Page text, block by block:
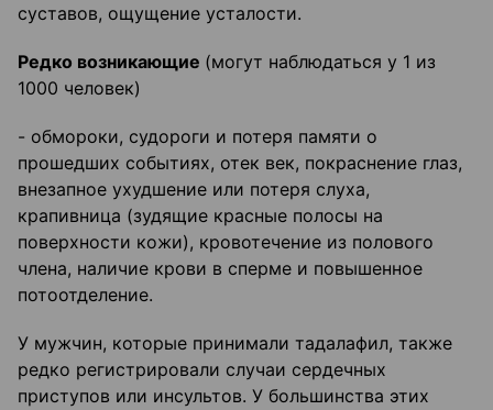
суставов, ощущение усталости.
Редко возникающие (могут наблюдаться у 1 из
1000 человек)
- обмороки, судороги и потеря памяти о
прошедших событиях, отек век, покраснение глаз,
внезапное ухудшение или потеря слуха,
крапивница (зудящие красные полосы на
поверхности кожи), кровотечение из полового
члена, наличие крови в сперме и повышенное
потоотделение.
У мужчин, которые принимали тадалафил, также
редко регистрировали случаи сердечных
приступов или инсультов. У большинства этих